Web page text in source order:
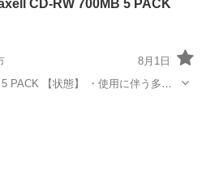
レームノーリターンでお願い致しま
CD-RW 700MB 5 PACK
8月1日
に伴う多少